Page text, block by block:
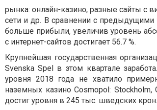
рынка: онлайн-казино, разные сайты с
сети и др. В сравнении с предыдущими
больше прибыли, увеличив уровень
с интернет-сайтов достигает 56.7 %.
Крупнейшая государственная
Svenska Spel в этом квартале
уровня 2018 года не хватило
наземных казино Cosmopol:
достиг уровня в 245 тыс. шведских крон.